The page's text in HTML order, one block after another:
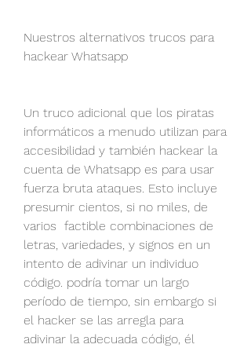
Nuestros alternativos trucos para
hackear Whatsapp
Un truco adicional que los piratas
informáticos a menudo utilizan para
accesibilidad y también hackear la
cuenta de Whatsapp es para usar
fuerza bruta ataques. Esto incluye
presumir cientos, si no miles, de
varios  factible combinaciones de
letras, variedades, y signos en un
intento de adivinar un individuo
código. podría tomar un largo
período de tiempo, sin embargo si
el hacker se las arregla para
adivinar la adecuada código, él